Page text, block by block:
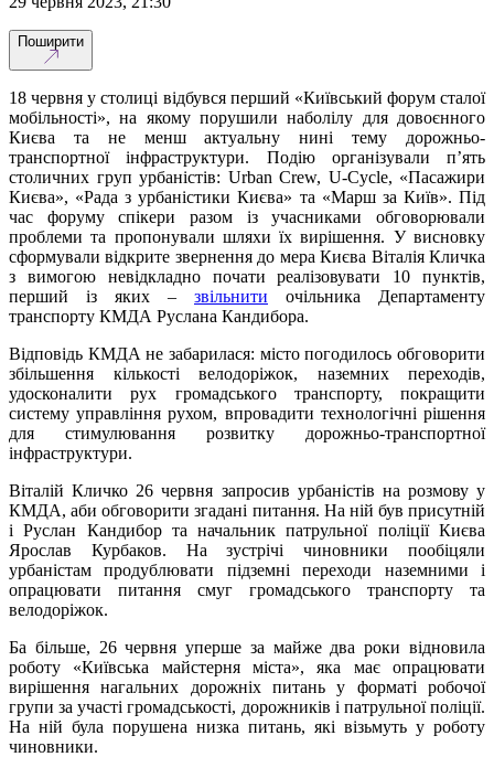
Поширити
18 червня у столиці відбувся перший «Київський форум сталої
мобільності», на якому порушили наболілу для довоєнного
Києва та не менш актуальну нині тему дорожньо-
транспортної інфраструктури. Подію організували п’ять
столичних груп урбаністів: Urban Crew, U-Cycle, «Пасажири
Києва», «Рада з урбаністики Києва» та «Марш за Київ». Під
час форуму спікери разом із учасниками обговорювали
проблеми та пропонували шляхи їх вирішення. У висновку
сформували відкрите звернення до мера Києва Віталія Кличка
з вимогою невідкладно почати реалізовувати 10 пунктів,
перший із яких – звільнити очільника Департаменту
транспорту КМДА Руслана Кандибора.
Відповідь КМДА не забарилася: місто погодилось обговорити
збільшення кількості велодоріжок, наземних переходів,
удосконалити рух громадського транспорту, покращити
систему управління рухом, впровадити технологічні рішення
для стимулювання розвитку дорожньо-транспортної
інфраструктури.
Віталій Кличко 26 червня запросив урбаністів на розмову у
КМДА, аби обговорити згадані питання. На ній був присутній
і Руслан Кандибор та начальник патрульної поліції Києва
Ярослав Курбаков. На зустрічі чиновники пообіцяли
урбаністам продублювати підземні переходи наземними і
опрацювати питання смуг громадського транспорту та
велодоріжок.
Ба більше, 26 червня уперше за майже два роки відновила
роботу «Київська майстерня міста», яка має опрацювати
вирішення нагальних дорожніх питань у форматі робочої
групи за участі громадськості, дорожників і патрульної поліції.
На ній була порушена низка питань, які візьмуть у роботу
чиновники.